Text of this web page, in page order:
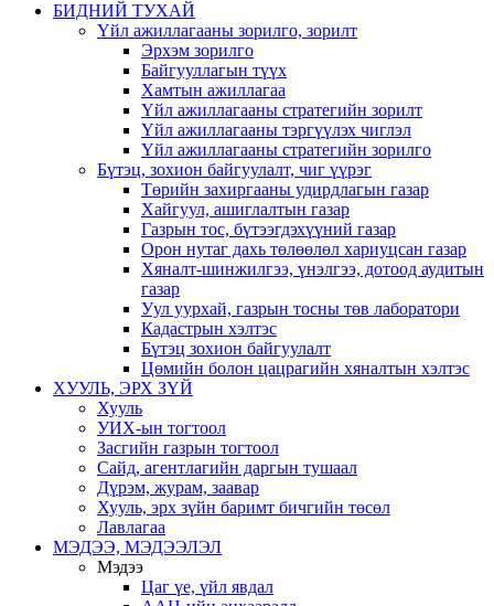
БИДНИЙ ТУХАЙ
Үйл ажиллагааны зорилго, зорилт
Эрхэм зорилго
Байгууллагын түүх
Хамтын ажиллагаа
Үйл ажиллагааны стратегийн зорилт
Үйл ажиллагааны тэргүүлэх чиглэл
Үйл ажиллагааны стратегийн зорилго
Бүтэц, зохион байгуулалт, чиг үүрэг
Төрийн захиргааны удирдлагын газар
Хайгуул, ашиглалтын газар
Газрын тос, бүтээгдэхүүний газар
Орон нутаг дахь төлөөлөл хариуцсан газар
Хяналт-шинжилгээ, үнэлгээ, дотоод аудитын
газар
Уул уурхай, газрын тосны төв лаборатори
Кадастрын хэлтэс
Бүтэц зохион байгуулалт
Цөмийн болон цацрагийн хяналтын хэлтэс
ХУУЛЬ, ЭРХ ЗҮЙ
Хууль
УИХ-ын тогтоол
Засгийн газрын тогтоол
Сайд, агентлагийн даргын тушаал
Дүрэм, журам, заавар
Хууль, эрх зүйн баримт бичгийн төсөл
Лавлагаа
МЭДЭЭ, МЭДЭЭЛЭЛ
Мэдээ
Цаг үе, үйл явдал